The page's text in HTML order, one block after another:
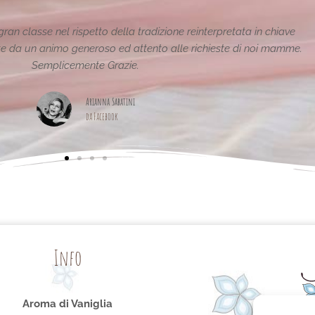
Le creazioni sono fantastiche e uniche..raffinate
pagina,piena di idee!grazie
Maria Teresa Masela
Info
Aroma di Vaniglia